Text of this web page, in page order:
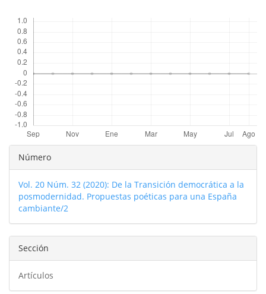
Detalles
del
artículo
Número
Vol. 20 Núm. 32 (2020): De la Transición democrática a la
posmodernidad. Propuestas poéticas para una España
cambiante/2
Sección
Artículos